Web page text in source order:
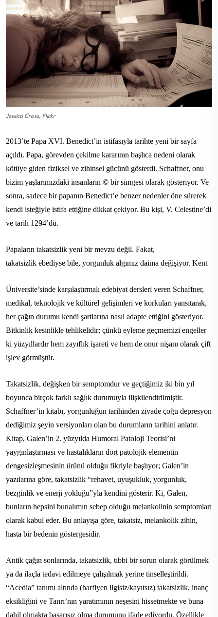
Jessica Cross, Flickr
2013’te Papa XVI. Benedict’in istifasıyla tarihte yeni bir sayfa
açıldı. Papa, görevden çekilme kararının başlıca nedeni olarak
kötüye giden fiziksel ve zihinsel gücünü gösterdi. Schaffner, onu
bizim yaşlarımızdaki insanların © bir simgesi olarak gösteriyor. Ve
sonra, sadece bir papanın Benedict’e benzer nedenler öne sürerek
kendi isteğiyle istifa ettiğine dikkat çekiyor. Bu kişi, V. Celestine’di
ve tarih 1294’dü.
Papaların takatsizlik yeni bir mevzu değil. Fakat,
takatsizlik ebediyse bile, yorgunluk algımız daima değişiyor. Kent
Üniversite’sinde karşılaştırmalı edebiyat dersleri veren Schaffner,
medikal, teknolojik ve kültürel gelişimleri ve korkuları yansıtarak,
her çağın durumu kendi şartlarına nasıl adapte ettiğini gösteriyor.
Bitkinlik kesinlikle tehlikelidir; çünkü eyleme geçmemizi engeller
ki yüzyıllardır hem zayıflık işareti ve hem de onur nişanı olarak çift
işlev görmüştür.
Takatsizlik, değişken bir semptomdur ve geçtiğimiz iki bin yıl
boyunca birçok farklı sağlık durumuyla ilişkilendirilmiştir.
Schaffner’in kitabı, yorgunluğun tarihinden ziyade çoğu depresyon
dediğimiz şeyin versiyonları olan bu durumların tarihini anlatır.
Kitap, Galen’in 2. yüzyılda Humoral Patoloji Teorisi’ni
yaygınlaştırması ve hastalıkların dört patolojik elementin
dengesizleşmesinin ürünü olduğu fikriyle başlıyor; Galen’in
yazılarına göre, takatsizlik “rehavet, uyuşukluk, yorgunluk,
bezginlik ve enerji yokluğu”yla kendini gösterir. Ki, Galen,
bunların hepsini bunalımın sebep olduğu melankolinin semptomları
olarak kabul eder. Bu anlayışa göre, takatsiz, melankolik zihin,
hasta bir bedenin göstergesidir.
Antik çağın sonlarında, takatsizlik, tıbbi bir sorun olarak görülmek
ya da ilaçla tedavi edilmeye çalışılmak yerine tinselleştirildi.
“Acedia” tanımı altında (harfiyen ilgisiz/kayıtsız) takatsizlik, inanç
eksikliğini ve Tanrı’nın yaratımının neşesini hissetmekte ve buna
dahil olmakta başarısız olma durumunu ifade ediyordu. Özellikle